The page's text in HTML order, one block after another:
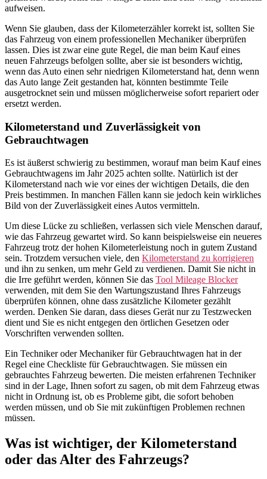
aufweisen.
Wenn Sie glauben, dass der Kilometerzähler korrekt ist, sollten Sie
das Fahrzeug von einem professionellen Mechaniker überprüfen
lassen. Dies ist zwar eine gute Regel, die man beim Kauf eines
neuen Fahrzeugs befolgen sollte, aber sie ist besonders wichtig,
wenn das Auto einen sehr niedrigen Kilometerstand hat, denn wenn
das Auto lange Zeit gestanden hat, könnten bestimmte Teile
ausgetrocknet sein und müssen möglicherweise sofort repariert oder
ersetzt werden.
Kilometerstand und Zuverlässigkeit von
Gebrauchtwagen
Es ist äußerst schwierig zu bestimmen, worauf man beim Kauf eines
Gebrauchtwagens im Jahr 2025 achten sollte. Natürlich ist der
Kilometerstand nach wie vor eines der wichtigen Details, die den
Preis bestimmen. In manchen Fällen kann sie jedoch kein wirkliches
Bild von der Zuverlässigkeit eines Autos vermitteln.
Um diese Lücke zu schließen, verlassen sich viele Menschen darauf,
wie das Fahrzeug gewartet wird. So kann beispielsweise ein neueres
Fahrzeug trotz der hohen Kilometerleistung noch in gutem Zustand
sein. Trotzdem versuchen viele, den Kilometerstand zu korrigieren
und ihn zu senken, um mehr Geld zu verdienen. Damit Sie nicht in
die Irre geführt werden, können Sie das Tool Mileage Blocker
verwenden, mit dem Sie den Wartungszustand Ihres Fahrzeugs
überprüfen können, ohne dass zusätzliche Kilometer gezählt
werden. Denken Sie daran, dass dieses Gerät nur zu Testzwecken
dient und Sie es nicht entgegen den örtlichen Gesetzen oder
Vorschriften verwenden sollten.
Ein Techniker oder Mechaniker für Gebrauchtwagen hat in der
Regel eine Checkliste für Gebrauchtwagen. Sie müssen ein
gebrauchtes Fahrzeug bewerten. Die meisten erfahrenen Techniker
sind in der Lage, Ihnen sofort zu sagen, ob mit dem Fahrzeug etwas
nicht in Ordnung ist, ob es Probleme gibt, die sofort behoben
werden müssen, und ob Sie mit zukünftigen Problemen rechnen
müssen.
Was ist wichtiger, der Kilometerstand
oder das Alter des Fahrzeugs?